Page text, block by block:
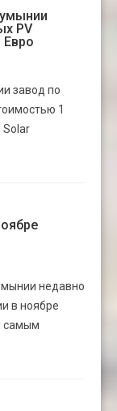
PV
завод по
1
Solar
недавно
в ноябре
самым